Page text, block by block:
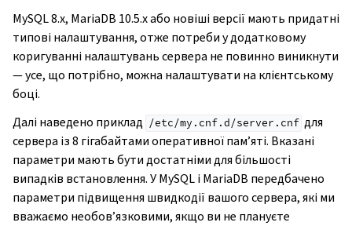
MySQL 8.x, MariaDB 10.5.x або новіші версії мають придатні
типові налаштування, отже потреби у додатковому
коригуванні налаштувань сервера не повинно виникнути
— усе, що потрібно, можна налаштувати на клієнтському
боці.
Далі наведено приклад /etc/my.cnf.d/server.cnf для
сервера із 8 гігабайтами оперативної пам’яті. Вказані
параметри мають бути достатніми для більшості
випадків встановлення. У MySQL і MariaDB передбачено
параметри підвищення швидкодії вашого сервера, які ми
вважаємо необов’язковими, якщо ви не плануєте